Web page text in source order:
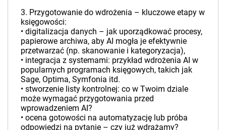
3. Przygotowanie do wdrożenia – kluczowe etapy w
księgowości:
• digitalizacja danych – jak uporządkować procesy,
papierowe archiwa, aby AI mogła je efektywnie
przetwarzać (np. skanowanie i kategoryzacja),
• integracja z systemami: przykład wdrożenia AI w
popularnych programach księgowych, takich jak
Sage, Optima, Symfonia itd.
• stworzenie listy kontrolnej: co w Twoim dziale
może wymagać przygotowania przed
wprowadzeniem AI?
• ocena gotowości na automatyzację lub próba
odpowiedzi na pytanie – czy już wdrażamy?